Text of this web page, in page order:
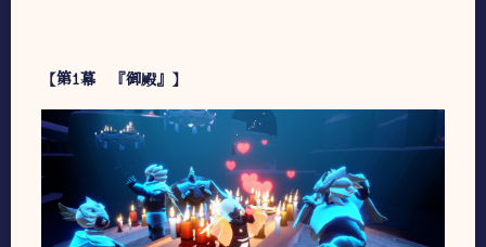
【第1幕 『御殿』】